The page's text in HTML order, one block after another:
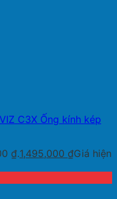
C3X Ống kính kép
₫.1,495,000 ₫Giá hiện